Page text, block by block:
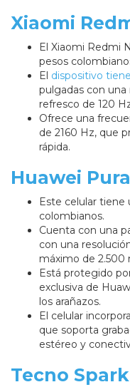
Xiaomi
El Xiaomi Redmi
pesos
El dispositivo
pulgadas con una
refresco de 120
Ofrece una
de 2160 Hz, que
rápida.
Huawei
Este celular tiene
colombianos.
Cuenta con una
con una
máximo de 2.500
Está protegido
exclusiva de
los arañazos.
El celular
que soporta
estéreo y
Tecno Spark